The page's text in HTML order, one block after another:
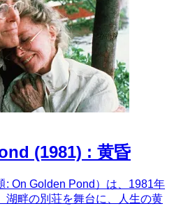
(1981) : 黄昏
: On Golden Pond）は、1981年
湖畔の別荘を舞台に、人生の黄